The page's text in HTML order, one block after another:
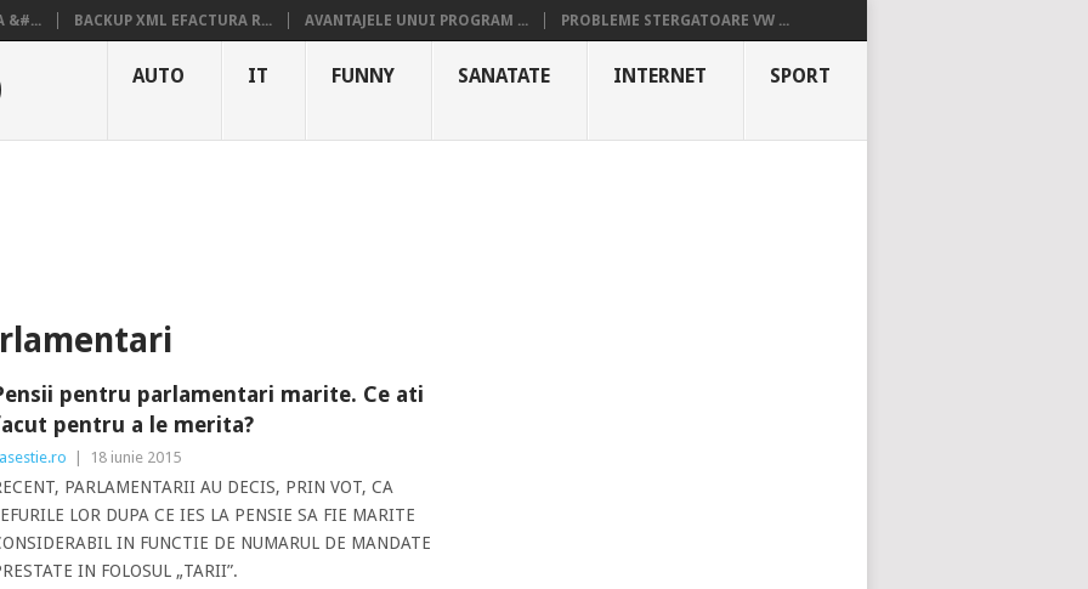
&#... BACKUP XML EFACTURA R... AVANTAJELE UNUI PROGRAM ... PROBLEME STERGATOARE VW ...
AUTO IT FUNNY SANATATE INTERNET SPORT
pentru parlamentari marite. Ce ati
pentru a le merita?
18 iunie 2015
PARLAMENTARII AU DECIS, PRIN VOT, CA
LOR DUPA CE IES LA PENSIE SA FIE MARITE
IN FUNCTIE DE NUMARUL DE MANDATE
IN FOLOSUL „TARII”.